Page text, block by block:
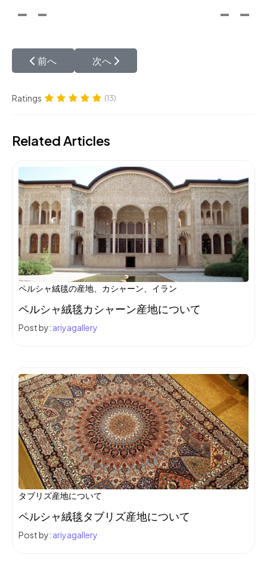
前の記事へ: ペルシャ絨毯タブリズ産地について
前へ 次の記事へ: ペルシャ絨毯カシャーン産
次へ
Ratings (13)
Related Articles
ペルシャ絨毯の産地、カシャーン、イラン
ペルシャ絨毯カシャーン産地について
Post by: ariyagallery
タブリズ産地について
ペルシャ絨毯タブリズ産地について
Post by: ariyagallery